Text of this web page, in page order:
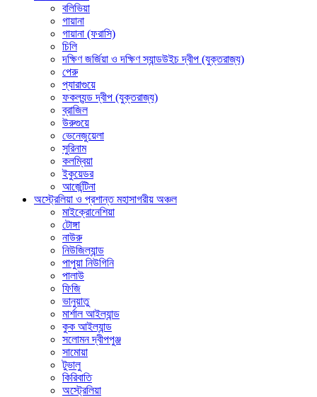
বলিভিয়া
গায়ানা
গায়ানা (ফরাসি)
চিলি
দক্ষিণ জর্জিয়া ও দক্ষিণ স্যান্ডউইচ দ্বীপ (যুক্তরাজ্য)
পেরু
প্যারাগুয়ে
ফকল্যন্ড দ্বীপ (যুক্তরাজ্য)
ব্রাজিল
উরুগুয়ে
ভেনেজুয়েলা
সুরিনাম
কলম্বিয়া
ইকুয়েডর
আর্জেন্টিনা
অস্ট্রেলিয়া ও প্রশান্ত মহাসাগরীয় অঞ্চল
মাইক্রোনেশিয়া
টোঙ্গা
নাউরু
নিউজিল্যান্ড
পাপুয়া নিউগিনি
পালাউ
ফিজি
ভানুয়াতু
মার্শাল আইল্যান্ড
কুক আইল্যান্ড
সলোমন দ্বীপপুঞ্জ
সামোয়া
টুভালু
কিরিবাতি
অস্ট্রেলিয়া